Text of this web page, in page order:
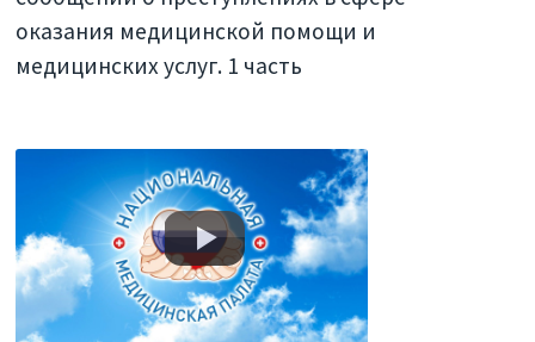
оказания медицинской помощи и
медицинских услуг. 1 часть